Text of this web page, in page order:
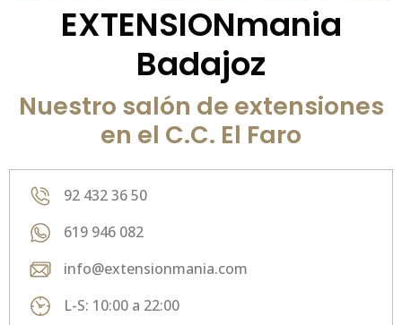
EXTENSIONmania
Badajoz
Nuestro salón de extensiones
en el C.C. El Faro
92 432 36 50
619 946 082
info@extensionmania.com
L-S: 10:00 a 22:00